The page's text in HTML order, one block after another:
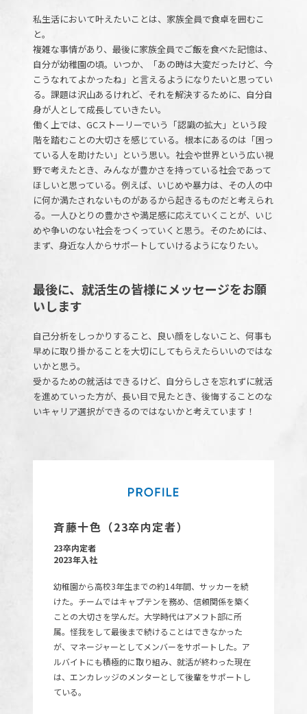
私生活において叶えたいことは、家族全員で食卓を囲むこ
と。
複雑な事情があり、最後に家族全員でご飯を食べた記憶は、
自分が幼稚園の頃。いつか、「あの時は大変だったけど、今
こうなれてよかったね」と言えるようになりたいと思ってい
る。課題は沢山あるけれど、それを解決するために、自分自
身が人として成長していきたい。
働く上では、GCストーリーでいう「認識の拡大」という段
階を踏むことの大切さを感じている。根本にあるのは「困っ
ている人を助けたい」という思い。社会や世界という広い視
野で考えたとき、みんなが豊かさを持っている社会であって
ほしいと思っている。例えば、いじめや暴力は、その人の中
に何か満たされないものがあるから起きるものだと考えられ
る。一人ひとりの豊かさや満足感に応えていくことが、いじ
めや争いのない社会をつくっていくと思う。そのためには、
まず、身近な人からサポートしていけるようになりたい。
最後に、就活生の皆様にメッセージをお願
いします
自己分析をしっかりすること、良い顔をしないこと、何事も
早めに取り掛かることを大切にしてもらえたらいいのではな
いかと思う。
受かるための就活はできるけど、自分らしさを忘れずに就活
を進めていった方が、長い目で見たとき、後悔することのな
いキャリア選択ができるのではないかと考えています！
斉藤十色（23卒内定者）
23卒内定者
2023年入社
幼稚園から高校3年生までの約14年間、サッカーを続
けた。チームではキャプテンを務め、信頼関係を築く
ことの大切さを学んだ。大学時代はアメフト部に所
属。怪我をして最後まで続けることはできなかった
が、マネージャーとしてメンバーをサポートした。ア
ルバイトにも積極的に取り組み、就活が終わった現在
は、エンカレッジのメンターとして後輩をサポートし
ている。